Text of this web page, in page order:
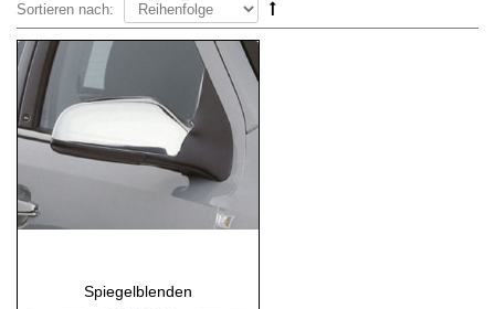
Sortieren nach:
Spiegelblenden